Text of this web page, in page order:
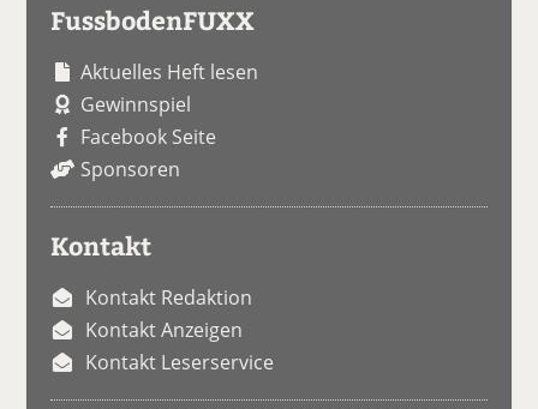
FussbodenFUXX
Aktuelles Heft lesen
Gewinnspiel
Facebook Seite
Sponsoren
Kontakt
Kontakt Redaktion
Kontakt Anzeigen
Kontakt Leserservice